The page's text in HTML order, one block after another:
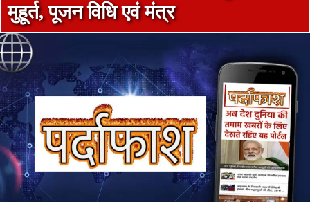
मुहूर्त, पूजन विधि एवं मंत्र